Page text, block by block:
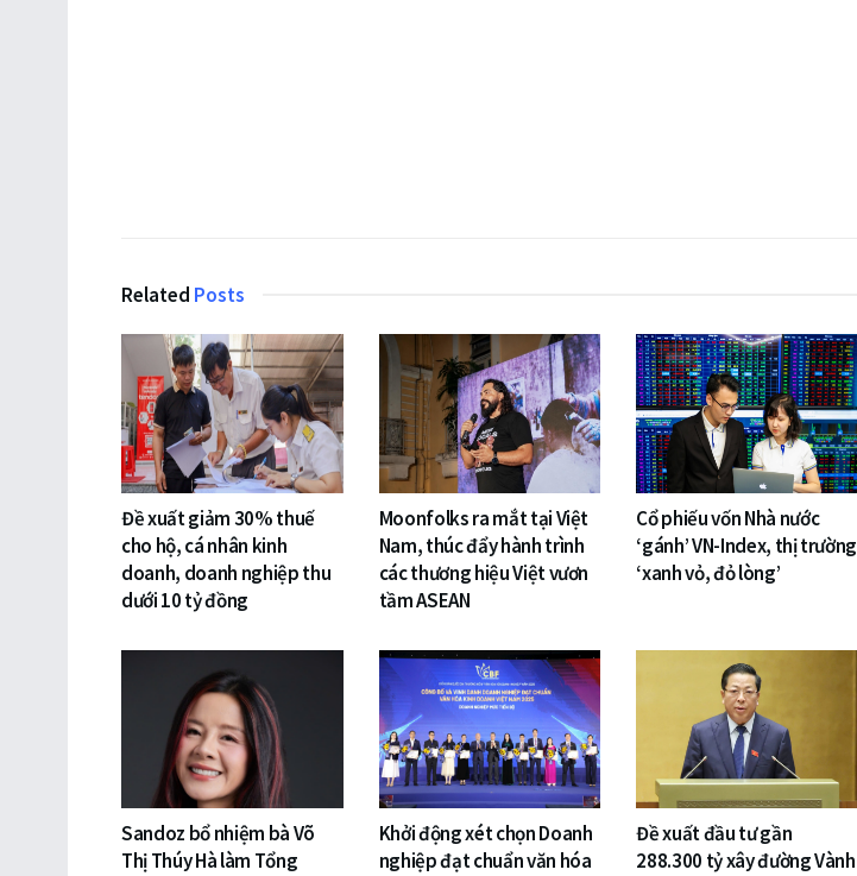
Related Posts
Đề xuất giảm 30% thuế
cho hộ, cá nhân kinh
doanh, doanh nghiệp thu
dưới 10 tỷ đồng
Moonfolks ra mắt tại Việt
Nam, thúc đẩy hành trình
các thương hiệu Việt vươn
tầm ASEAN
Cổ phiếu vốn Nhà nước
‘gánh’ VN-Index, thị trường
‘xanh vỏ, đỏ lòng’
Sandoz bổ nhiệm bà Võ
Thị Thúy Hà làm Tổng
Khởi động xét chọn Doanh
nghiệp đạt chuẩn văn hóa
Đề xuất đầu tư gần
288.300 tỷ xây đường Vành